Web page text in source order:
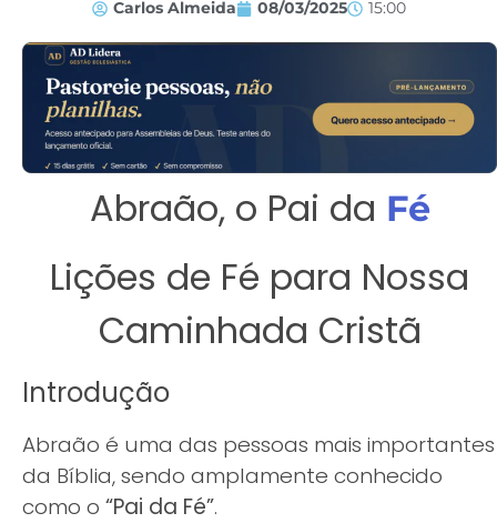
Carlos Almeida 08/03/2025 15:00
Abraão, o Pai da Fé
Lições de Fé para Nossa
Caminhada Cristã
Introdução
Abraão é uma das pessoas mais importantes
da Bíblia, sendo amplamente conhecido
como o “Pai da Fé”.